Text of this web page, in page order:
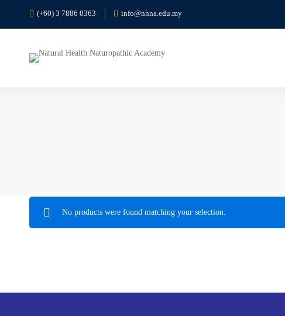
(+60) 3 7886 0363 info@nhna.edu.my
No products were found matching your selection.